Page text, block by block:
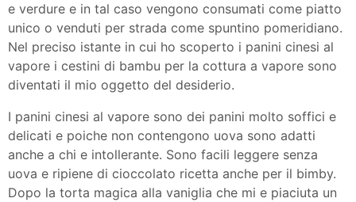
e verdure e in tal caso vengono consumati come piatto
unico o venduti per strada come spuntino pomeridiano.
Nel preciso istante in cui ho scoperto i panini cinesi al
vapore i cestini di bambu per la cottura a vapore sono
diventati il mio oggetto del desiderio.
I panini cinesi al vapore sono dei panini molto soffici e
delicati e poiche non contengono uova sono adatti
anche a chi e intollerante. Sono facili leggere senza
uova e ripiene di cioccolato ricetta anche per il bimby.
Dopo la torta magica alla vaniglia che mi e piaciuta un